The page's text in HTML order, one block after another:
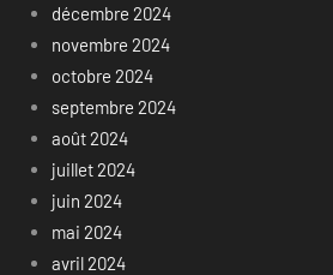
décembre 2024
novembre 2024
octobre 2024
septembre 2024
août 2024
juillet 2024
juin 2024
mai 2024
avril 2024